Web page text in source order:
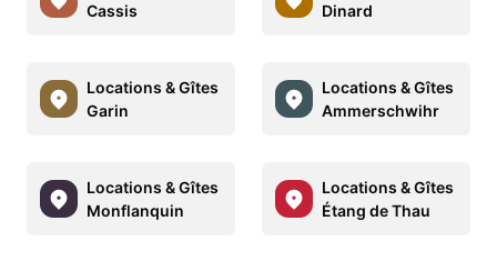
Cassis
Dinard
Locations & Gîtes
Garin
Locations & Gîtes
Ammerschwihr
Locations & Gîtes
Monflanquin
Locations & Gîtes
Étang de Thau